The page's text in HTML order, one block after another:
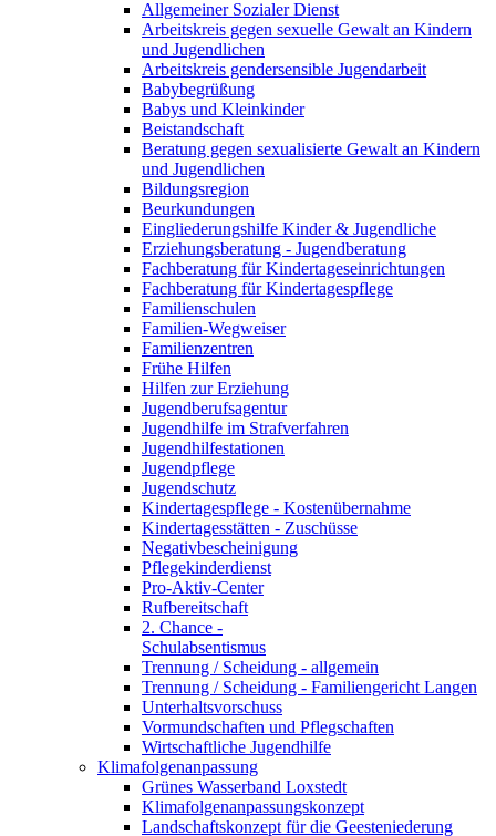
Allgemeiner Sozialer Dienst
Arbeitskreis gegen sexuelle Gewalt an Kindern
und Jugendlichen
Arbeitskreis gendersensible Jugendarbeit
Babybegrüßung
Babys und Kleinkinder
Beistandschaft
Beratung gegen sexualisierte Gewalt an Kindern
und Jugendlichen
Bildungsregion
Beurkundungen
Eingliederungshilfe Kinder & Jugendliche
Erziehungsberatung - Jugendberatung
Fachberatung für Kindertageseinrichtungen
Fachberatung für Kindertagespflege
Familienschulen
Familien-Wegweiser
Familienzentren
Frühe Hilfen
Hilfen zur Erziehung
Jugendberufsagentur
Jugendhilfe im Strafverfahren
Jugendhilfestationen
Jugendpflege
Jugendschutz
Kindertagespflege - Kostenübernahme
Kindertagesstätten - Zuschüsse
Negativbescheinigung
Pflegekinderdienst
Pro-Aktiv-Center
Rufbereitschaft
2. Chance -
Schulabsentismus
Trennung / Scheidung - allgemein
Trennung / Scheidung - Familiengericht Langen
Unterhaltsvorschuss
Vormundschaften und Pflegschaften
Wirtschaftliche Jugendhilfe
Klimafolgenanpassung
Grünes Wasserband Loxstedt
Klimafolgenanpassungskonzept
Landschaftskonzept für die Geesteniederung